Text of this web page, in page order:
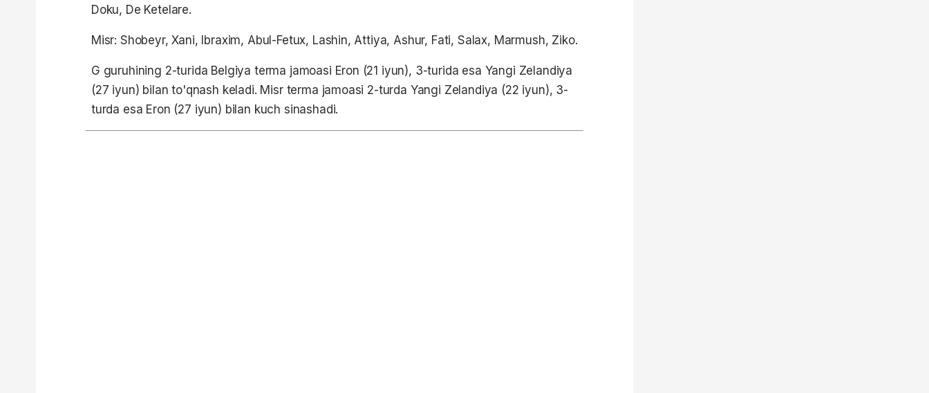
Doku, De Ketelare.
Misr: Shobeyr, Xani, Ibraxim, Abul-Fetux, Lashin, Attiya, Ashur, Fati, Salax, Marmush, Ziko.
G guruhining 2-turida Belgiya terma jamoasi Eron (21 iyun), 3-turida esa Yangi Zelandiya
(27 iyun) bilan to'qnash keladi. Misr terma jamoasi 2-turda Yangi Zelandiya (22 iyun), 3-
turda esa Eron (27 iyun) bilan kuch sinashadi.